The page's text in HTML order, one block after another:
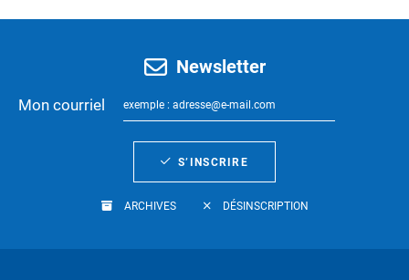
Newsletter
Mon courriel
S’INSCRIRE
ARCHIVES DÉSINSCRIPTION